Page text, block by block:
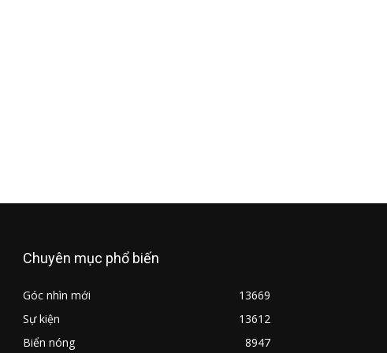
Chuyên mục phổ biến
Góc nhìn mới
13669
Sự kiện
13612
Biển nóng
8947